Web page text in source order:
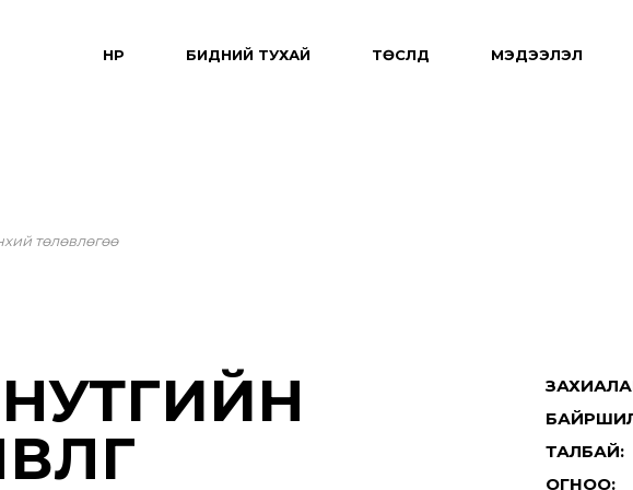
НҮҮР БИДНИЙ ТУХАЙ ТӨСЛҮҮД МЭДЭЭЛЭЛ
төлөвлөгөө
ТАЛБАЙ:
ОГНОО: